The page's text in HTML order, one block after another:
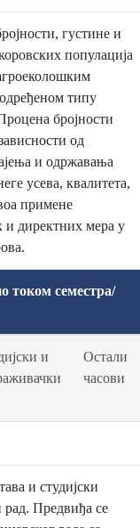
густине и
популација
типу
бројности
од
и одржавања
усева, квалитета,
примене
и директних мера у
током семестра/
и
Остали
часови
и студијски
рад. Предвиђа се